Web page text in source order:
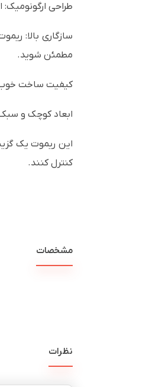
طراحی
مطمئن شوید.
کیفیت ساخت خوب:
ابعاد کوچک و
این ریموت یک
کنترل کنند.
مشخصات
نظرات